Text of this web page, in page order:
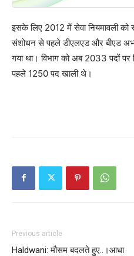
इसके लिए 2012 में सेवा नियमावली को
संशोधन से पहले डीएलएड और बीएड
गया था। विभाग को अब 2033 पदों पर
पहले 1250 पद खाली थे।
Previous article
Haldwani: मौसम बदलते हुए..।आधा